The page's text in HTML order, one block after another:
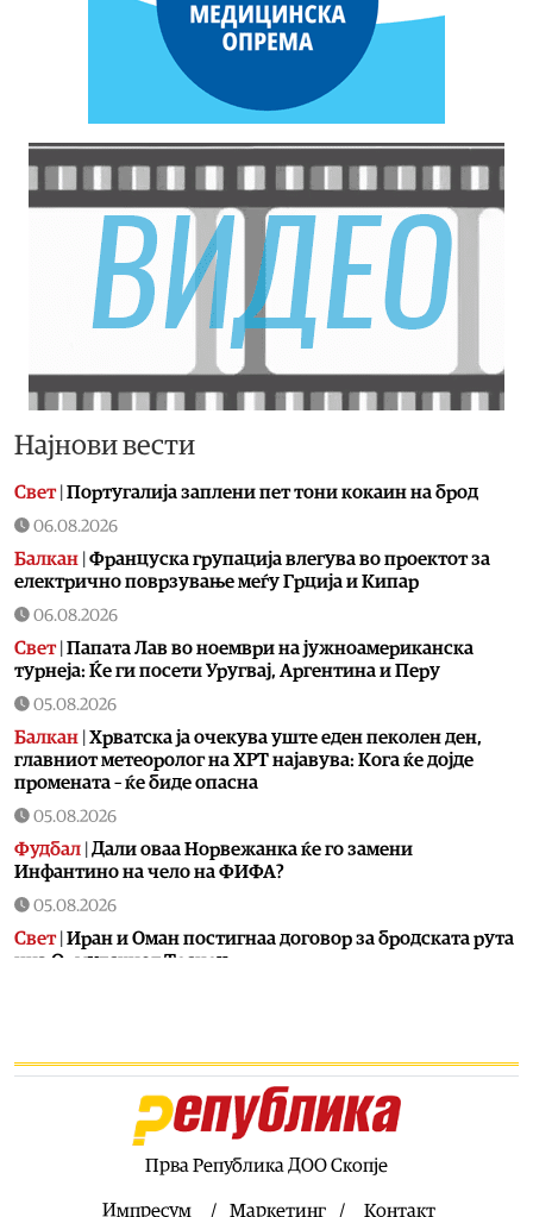
Најнови вести
Свет| Португалија заплени пет тони кокаин на брод
06.08.2026
Балкан Француска групација влегува во проектот за
електрично поврзување меѓу Грција и Кипар
06.08.2026
Свет| Папата Лав во ноември на јужноамериканска
турнеја: Ќе ги посети Уругвај, Аргентина и Перу
05.08.2026
Балкан Хрватска ја очекува уште еден пеколен ден,
главниот метеоролог на ХРТ најавува: Кога ќе дојде
промената – ќе биде опасна
05.08.2026
Фудбал Дали оваа Норвежанка ќе го замени
Инфантино на чело на ФИФА?
05.08.2026
Свет| Иран и Оман постигнаа договор за бродската рута
низ Ормутскиот Теснец
Најголем дел од пациентите сo
западнонилска треска се од скопскиот регион и Велес
|Ангелов: Спречена катастрофа во Виничко,
Прва Република ДОО Скопје
Импресум Маркетинг Контакт